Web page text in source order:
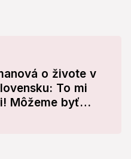
o živote v
To mi
Môžeme byť